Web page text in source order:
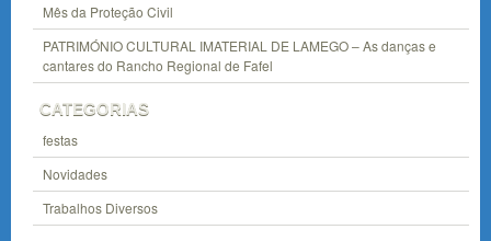
Mês da Proteção Civil
PATRIMÓNIO CULTURAL IMATERIAL DE LAMEGO – As danças e
cantares do Rancho Regional de Fafel
CATEGORIAS
festas
Novidades
Trabalhos Diversos